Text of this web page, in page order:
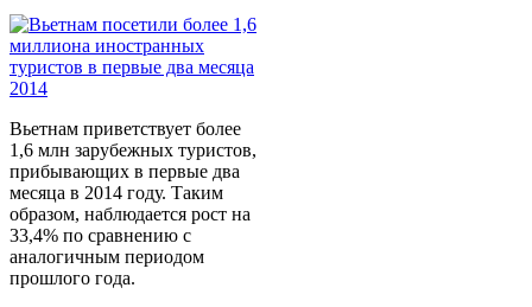
Вьетнам приветствует более
1,6 млн зарубежных туристов,
прибывающих в первые два
месяца в 2014 году. Таким
образом, наблюдается рост на
33,4% по сравнению с
аналогичным периодом
прошлого года.